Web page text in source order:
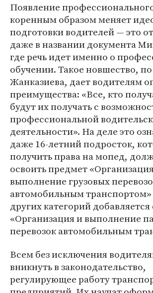
Появление
коренным образом меняет
подготовки водителей — это
даже в названии документа
где речь идет именно о
обучении. Такое новшество,
Жанказиева, дает водителям
преимущества: «Все, кто
будут их получать с
профессиональной
деятельности». На деле это
даже 16-летний подросток,
получить права на мопед,
освоить предмет
выполнение грузовых
автомобильным
других категорий
«Организация и выполнение
перевозок автомобильным
Всем без исключения
вникнуть в законодательство,
регулирующее работу